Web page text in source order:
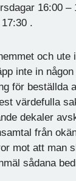
16:00 –
.
och ute
inte in
för beställda
värdefulla
dekaler
från
mot att man
sådana